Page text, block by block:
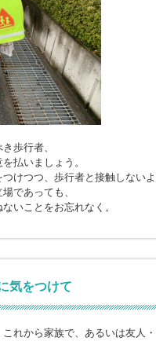
歩行者、
払いましょう。
けつつ、歩行者と接触しない
であっても、
いことをお忘れなく。
気をつけて
れから家族で、あるいは友人